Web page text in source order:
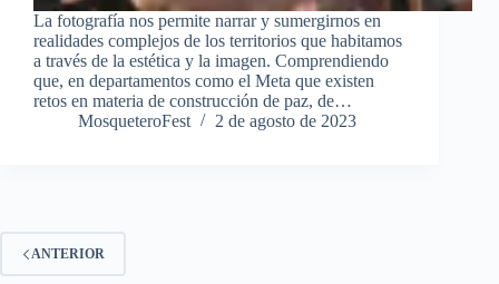
La fotografía nos permite narrar y sumergirnos en
realidades complejos de los territorios que habitamos
a través de la estética y la imagen. Comprendiendo
que, en departamentos como el Meta que existen
retos en materia de construcción de paz, de…
MosqueteroFest
2 de agosto de 2023
ANTERIOR